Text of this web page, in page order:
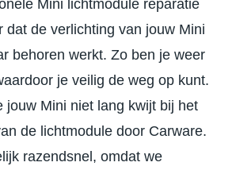
Mini lichtmodule reparatie
dat de verlichting van jouw Mini
behoren werkt. Zo ben je weer
je veilig de weg op kunt.
jouw Mini niet lang kwijt bij het
de lichtmodule door Carware.
razendsnel, omdat we